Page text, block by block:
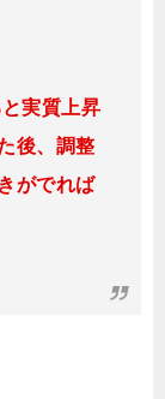
実質上昇
後、調整
がでれば